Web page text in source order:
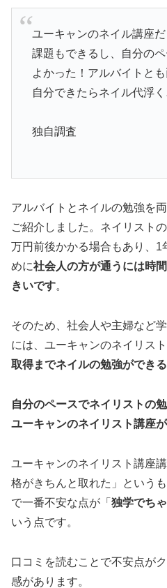
ユーキャンのネイル講座
課題もできるし、自分の
よかった！アルバイトと
自分できたらネイル代浮く
独自調査
アルバイトとネイルの勉強を
ご紹介しました。ネイリスト
万円前後かかる場合もあり、1
めに社会人の方が通うには時
きいです。
そのため、社会人や主婦など
には、ユーキャンのネイリス
取得までネイルの勉強ができ
自分のペースでネイリストの
ユーキャンのネイリスト講座
ユーキャンのネイリスト講座
格がきちんと取れた」という
で一番不安な点が「 独学でち
いう点です。
口コミを読むことで不安点が
感があります。